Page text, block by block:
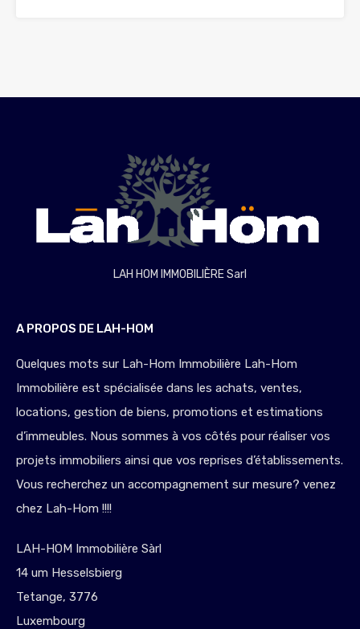
LAH HOM IMMOBILIÈRE Sarl
A PROPOS DE LAH-HOM
Quelques mots sur Lah-Hom Immobilière Lah-Hom
Immobilière est spécialisée dans les achats, ventes,
locations, gestion de biens, promotions et estimations
d’immeubles. Nous sommes à vos côtés pour réaliser vos
projets immobiliers ainsi que vos reprises d’établissements.
Vous recherchez un accompagnement sur mesure? venez
chez Lah-Hom !!!!
LAH-HOM Immobilière Sàrl
14 um Hesselsbierg
Tetange, 3776
Luxembourg